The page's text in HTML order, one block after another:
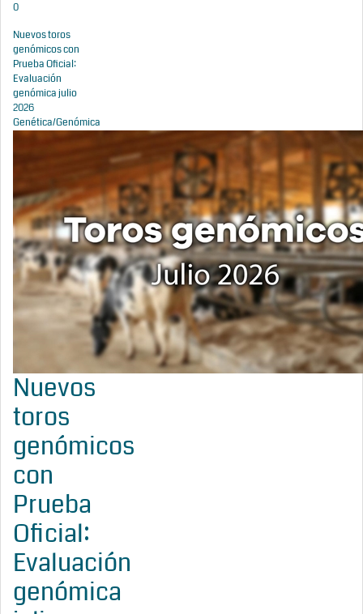
0
Nuevos toros
genómicos con
Prueba Oficial:
Evaluación
genómica julio
2026
Genética/Genómica
Nuevos
toros
genómicos
con
Prueba
Oficial:
Evaluación
genómica